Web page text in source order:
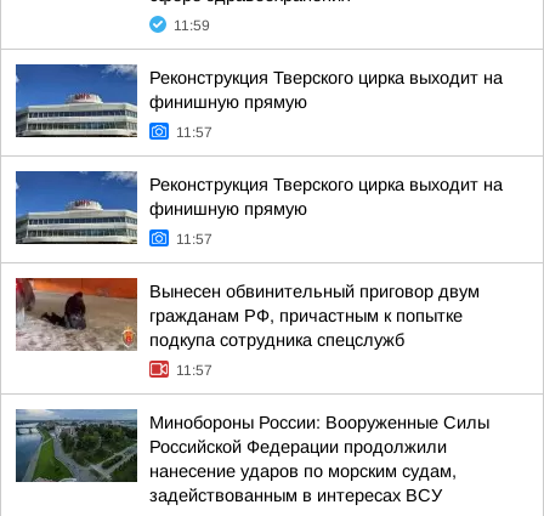
11:59
Реконструкция Тверского цирка выходит на
финишную прямую
11:57
Реконструкция Тверского цирка выходит на
финишную прямую
11:57
Вынесен обвинительный приговор двум
гражданам РФ, причастным к попытке
подкупа сотрудника спецслужб
11:57
Минобороны России: Вооруженные Силы
Российской Федерации продолжили
нанесение ударов по морским судам,
задействованным в интересах ВСУ